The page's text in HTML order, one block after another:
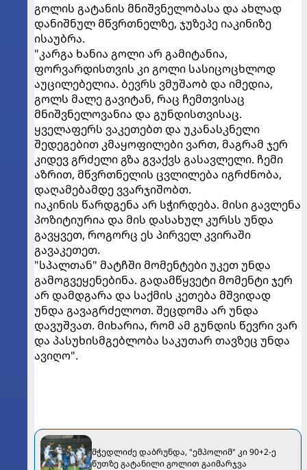
გოლის გატანის მნიშვნელობასა და ახლად
დანიშნულ მწვრთნელზე, ჯუზეპე იაკინიზე
ისაუბრა.
"კარგა ხანია გოლი არ გამიტანია,
ფორვარდისთვის კი გოლი სასიცოცხლოდ
აუცილებელია. ბევრს ვმუშაობ და იმედია,
გოლს მალე გავიტან, რაც ჩემთვისაც
მნიშვნელოვანია და გუნდისთვისაც.
ყველაფერს ვაკეთებთ და უკანასკნელი
შედეგებით კმაყოფილები ვართ, მაგრამ ჯერ
კიდევ გრძელი გზა გვაქვს გასავლელი. ჩემი
აზრით, მწვრთნელის ცვლილება იგრძნობა,
დაღამებამდე ვვარჯიშობთ.
იაკინის წარდგენა არ სჭირდება. მისი გავლენა
პოზიტიურია და მის დასახულ კურსს უნდა
გავყვეთ, როგორც ეს პირველ კვირაში
გავაკეთეთ.
"სპალთან" მატჩში მომენტები უკეთ უნდა
გამოგვეყენებინა. გადამწყვეტი მომენტი ჯერ
არ დამდგარა და საქმის კეთება მშვიდად
უნდა გავაგრძელოთ. შეცდომა არ უნდა
დავუშვათ. მიხარია, რომ ამ გუნდის წევრი ვარ
და პასუხისმგებლობა საკუთარ თავზეც უნდა
ავიღო".
მჭედლიძე დაბრუნდა, "ემპოლიმ" კი 90+2-ე
წუთზე გატანილი გოლით გაიმარჯვა